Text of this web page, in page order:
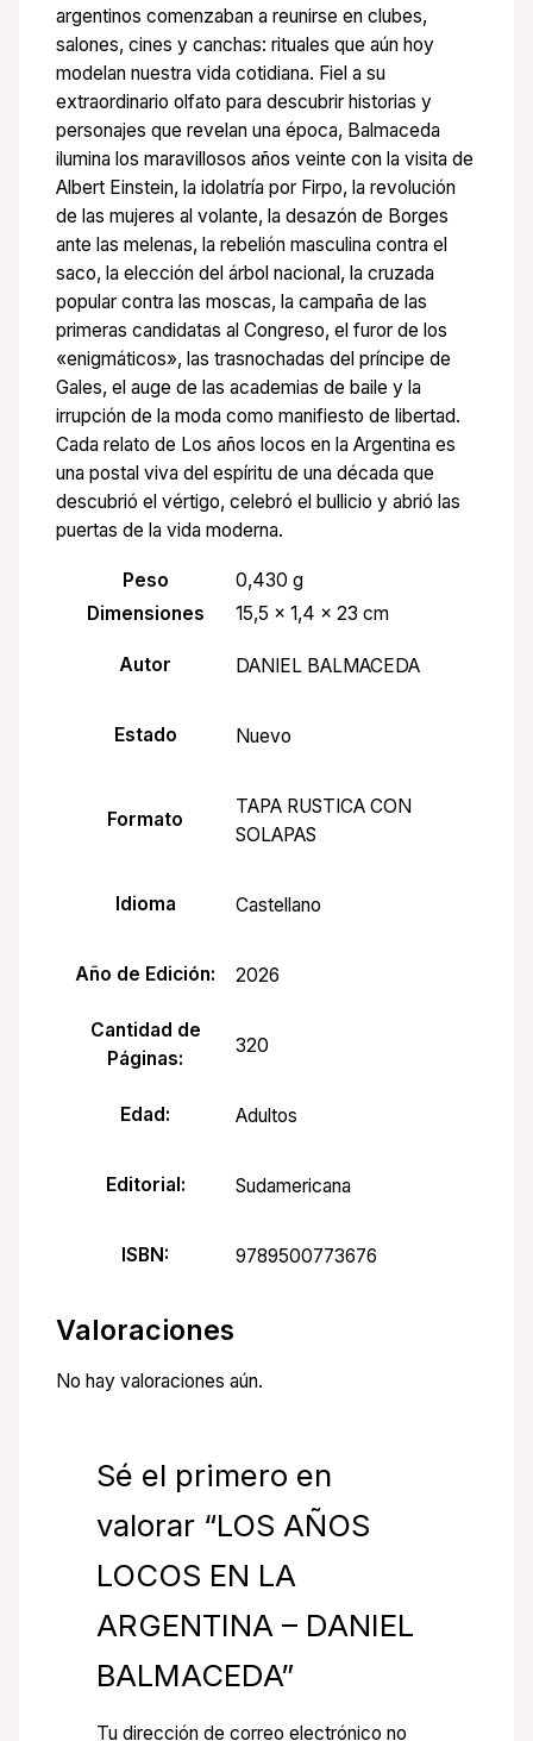
argentinos comenzaban a reunirse en clubes,
salones, cines y canchas: rituales que aún hoy
modelan nuestra vida cotidiana. Fiel a su
extraordinario olfato para descubrir historias y
personajes que revelan una época, Balmaceda
ilumina los maravillosos años veinte con la visita de
Albert Einstein, la idolatría por Firpo, la revolución
de las mujeres al volante, la desazón de Borges
ante las melenas, la rebelión masculina contra el
saco, la elección del árbol nacional, la cruzada
popular contra las moscas, la campaña de las
primeras candidatas al Congreso, el furor de los
«enigmáticos», las trasnochadas del príncipe de
Gales, el auge de las academias de baile y la
irrupción de la moda como manifiesto de libertad.
Cada relato de Los años locos en la Argentina es
una postal viva del espíritu de una década que
descubrió el vértigo, celebró el bullicio y abrió las
puertas de la vida moderna.
Peso
0,430 g
Dimensiones
15,5 × 1,4 × 23 cm
Autor DANIEL BALMACEDA
Estado Nuevo
Formato
TAPA RUSTICA CON
SOLAPAS
Idioma Castellano
Año de Edición: 2026
Cantidad de
Páginas:
320
Edad: Adultos
Editorial: Sudamericana
ISBN: 9789500773676
Valoraciones
No hay valoraciones aún.
Sé el primero en
valorar “LOS AÑOS
LOCOS EN LA
ARGENTINA – DANIEL
BALMACEDA”
Tu dirección de correo electrónico no